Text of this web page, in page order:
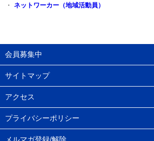
・ネットワーカー（地域活動員）
会員募集中
サイトマップ
アクセス
プライバシーポリシー